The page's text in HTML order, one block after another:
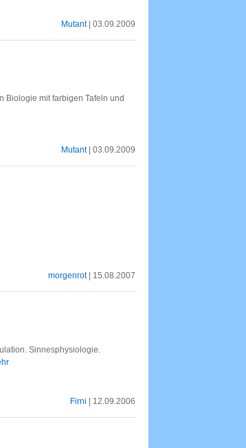
Mutant| 03.09.2009
Biologie mit farbigen Tafeln und
Mutant| 03.09.2009
morgenrot| 15.08.2007
Sinnesphysiologie.
Firni | 12.09.2006